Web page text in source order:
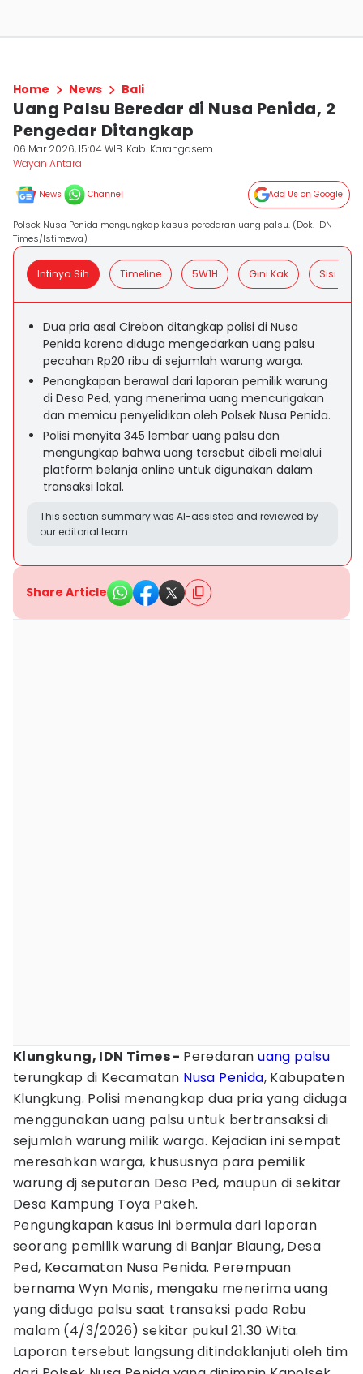
Home News Bali
Uang Palsu Beredar di Nusa Penida, 2
Pengedar Ditangkap
06 Mar 2026, 15:04 WIB Kab. Karangasem
Wayan Antara
News Channel Add Us on Google
Polsek Nusa Penida mengungkap kasus peredaran uang palsu. (Dok. IDN
Times/Istimewa)
Intinya Sih Timeline 5W1H Gini Kak Sisi
Dua pria asal Cirebon ditangkap polisi di Nusa
Penida karena diduga mengedarkan uang palsu
pecahan Rp20 ribu di sejumlah warung warga.
Penangkapan berawal dari laporan pemilik warung
di Desa Ped, yang menerima uang mencurigakan
dan memicu penyelidikan oleh Polsek Nusa Penida.
Polisi menyita 345 lembar uang palsu dan
mengungkap bahwa uang tersebut dibeli melalui
platform belanja online untuk digunakan dalam
transaksi lokal.
This section summary was AI-assisted and reviewed by
our editorial team.
Share Article
Klungkung, IDN Times - Peredaranuang palsu
terungkap di Kecamatan Nusa Penida, Kabupaten
Klungkung. Polisi menangkap dua pria yang diduga
menggunakan uang palsu untuk bertransaksi di
sejumlah warung milik warga. Kejadian ini sempat
meresahkan warga, khususnya para pemilik
warung dj seputaran Desa Ped, maupun di sekitar
Desa Kampung Toya Pakeh.
Pengungkapan kasus ini bermula dari laporan
seorang pemilik warung di Banjar Biaung, Desa
Ped, Kecamatan Nusa Penida. Perempuan
bernama Wyn Manis, mengaku menerima uang
yang diduga palsu saat transaksi pada Rabu
malam (4/3/2026) sekitar pukul 21.30 Wita.
Laporan tersebut langsung ditindaklanjuti oleh tim